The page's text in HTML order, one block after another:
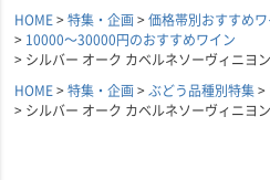
HOME
特集・企画
価格帯別おすすめ
10000～30000円のおすすめワイン
シルバー オーク カベルネソーヴィニヨ
HOME
特集・企画 ぶどう品種別特集
シルバー オーク カベルネソーヴィニヨ